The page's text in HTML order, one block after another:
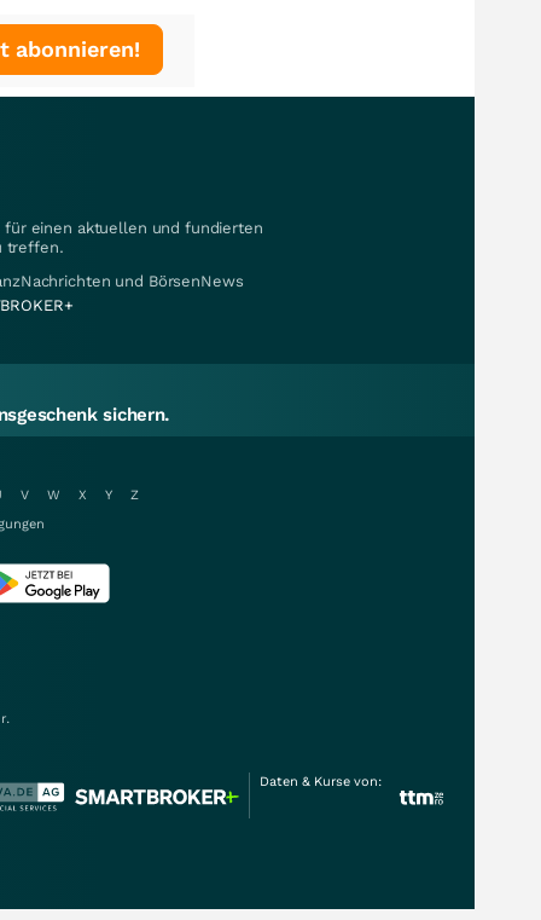
abonnieren!
für einen aktuellen und fundierten
treffen.
und BörsenNews
sichern.
V W X Y
Z
Daten & Kurse von: